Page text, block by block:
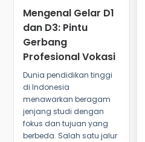
Mengenal Gelar D1
dan D3: Pintu
Gerbang
Profesional Vokasi
Dunia pendidikan tinggi
di Indonesia
menawarkan beragam
jenjang studi dengan
fokus dan tujuan yang
berbeda. Salah satu jalur